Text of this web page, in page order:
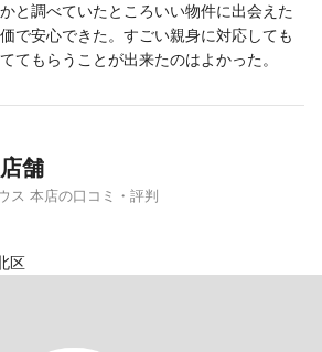
と調べていたところいい物件に出会えた
で安心できた。すごい親身に対応しても
てもらうことが出来たのはよかった。
舗
本店の口コミ・評判
区